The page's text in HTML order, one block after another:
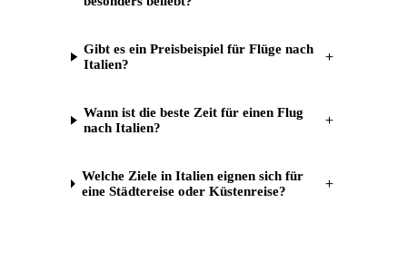
Gibt es ein Preisbeispiel für Flüge nach
Italien?
＋
Wann ist die beste Zeit für einen Flug
nach Italien?
＋
Welche Ziele in Italien eignen sich für
eine Städtereise oder Küstenreise?
＋